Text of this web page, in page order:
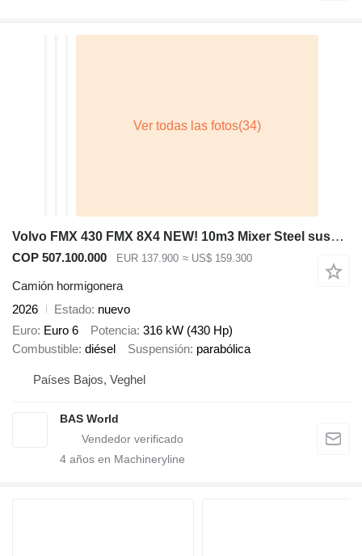
Volvo FMX 430 FMX 8X4 NEW! 10m3 Mixer Steel suspension Big-Axle VEB Eu
COP 507.100.000 EUR 137.900 ≈ US$ 159.300
Camión hormigonera
2026
Estado nuevo
Euro Euro 6 Potencia 316 kW (430 Hp)
Combustible diésel Suspensión parabólica
Países Bajos, Veghel
BAS World
4 años en Machineryline